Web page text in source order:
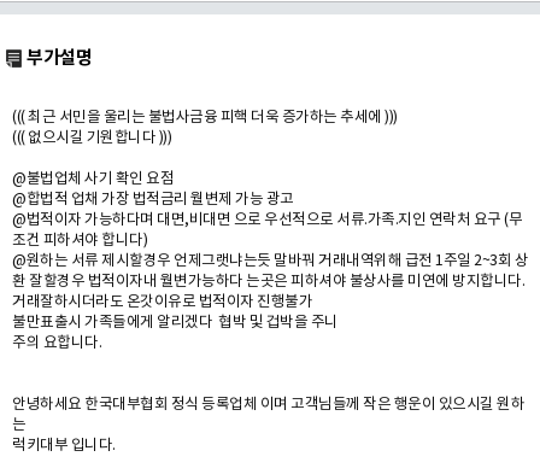
부가설명
((( 최근 서민을 울리는 불법사금융 피핵 더욱 증가하는 추세에 )))
((( 없으시길 기원합니다 )))
@불법업체 사기 확인 요점
@합법적 업채 가장 법적금리 월변제 가능 광고
@법적이자 가능하다며 대면,비대면 으로 우선적으로 서류.가족.지인 연락처 요구 (무
조건 피하셔야 합니다)
@원하는 서류 제시할경우 언제그랫냐는듯 말바꿔 거래내역위해 급전 1주일 2~3회 상
환 잘할경우 법적이자내 월변가능하다 는곳은 피하셔야 불상사를 미연에 방지합니다.
거래잘하시더라도 온갓이유로 법적이자 진행불가
불만표출시 가족들에게 알리겠다 협박 및 겁박을 주니
주의 요합니다.
안녕하세요 한국대부협회 정식 등록업체 이며 고객님들께 작은 행운이 있으시길 원하
는
럭키대부 입니다.